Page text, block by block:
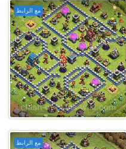
مع الرابط
مع الرابط